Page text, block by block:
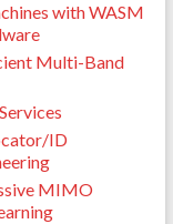
with WASM
Multi-Band
ID
MIMO